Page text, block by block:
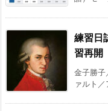
練習日
習再開
金子勝子
ァルト